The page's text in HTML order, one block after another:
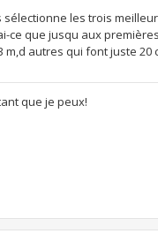
les trois
ce que jusqu aux
autres qui font juste 20
que je peux!